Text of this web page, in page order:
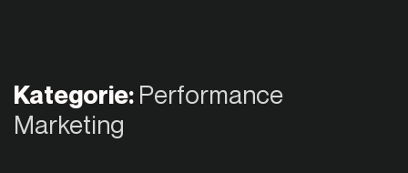
Kategorie: Performance
Marketing